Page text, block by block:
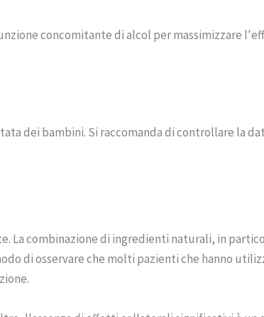
concomitante di alcol per massimizzare
dei bambini. Si raccomanda di controllare la
La combinazione di ingredienti naturali, in
di osservare che molti pazienti che hanno